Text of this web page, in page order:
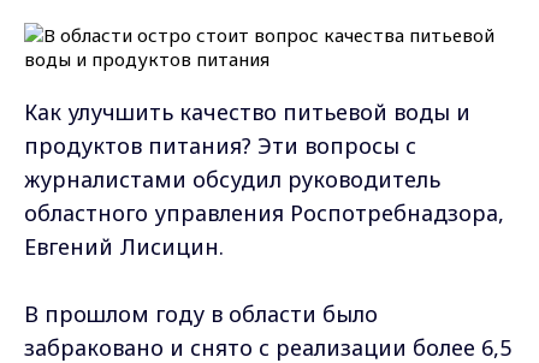
Как улучшить качество питьевой воды и
продуктов питания? Эти вопросы с
журналистами обсудил руководитель
областного управления Роспотребнадзора,
Евгений Лисицин.
В прошлом году в области было
забраковано и снято с реализации более 6,5